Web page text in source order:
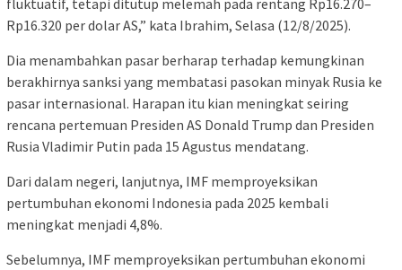
Rp16.320 per dolar AS,” kata Ibrahim, Selasa (12/8/2025).
Dia menambahkan pasar berharap terhadap kemungkinan
berakhirnya sanksi yang membatasi pasokan minyak Rusia ke
pasar internasional. Harapan itu kian meningkat seiring
rencana pertemuan Presiden AS Donald Trump dan Presiden
Rusia Vladimir Putin pada 15 Agustus mendatang.
Dari dalam negeri, lanjutnya, IMF memproyeksikan
pertumbuhan ekonomi Indonesia pada 2025 kembali
meningkat menjadi 4,8%.
Sebelumnya, IMF memproyeksikan pertumbuhan ekonomi